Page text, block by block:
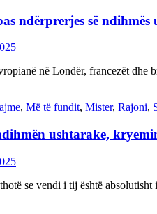
ndërprerjes së
në Londër, francezët
, Më të fundit, Mister, Rajoni,
ushtarake,
se vendi i tij është